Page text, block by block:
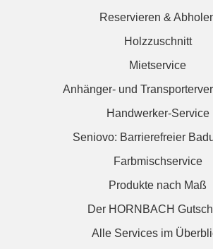
Reservieren &
Holzzuschnitt
Mietservice
Anhänger- und
Handwerker-Service
Seniovo: Barrierefreier
Farbmischservice
Produkte nach Maß
Der HORNBACH
Alle Services im